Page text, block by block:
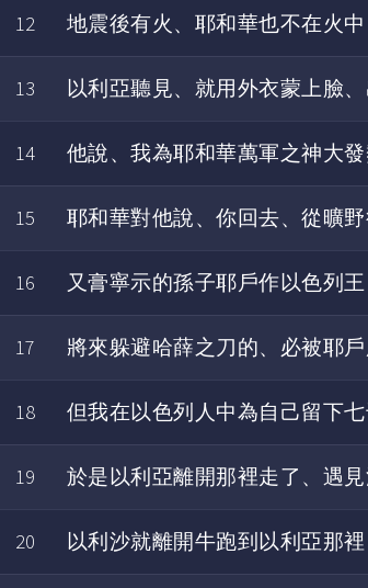
12 地震後有火、耶和華也不在火
13 以利亞聽見、就用外衣蒙上臉
14 他說、我為耶和華萬軍之神大
15 耶和華對他說、你回去、從曠
16 又膏寧示的孫子耶戶作以色列
17 將來躲避哈薛之刀的、必被耶
18 但我在以色列人中為自己留下
19 於是以利亞離開那裡走了、遇
20 以利沙就離開牛跑到以利亞那